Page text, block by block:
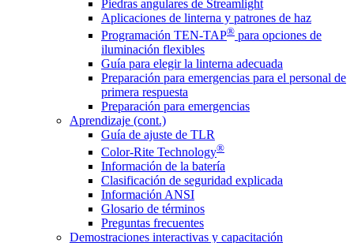
Piedras angulares de Streamlight
Aplicaciones de linterna y patrones de haz
Programación TEN-TAP® para opciones de
iluminación flexibles
Guía para elegir la linterna adecuada
Preparación para emergencias para el personal de
primera respuesta
Preparación para emergencias
Aprendizaje (cont.)
Guía de ajuste de TLR
Color-Rite Technology®
Información de la batería
Clasificación de seguridad explicada
Información ANSI
Glosario de términos
Preguntas frecuentes
Demostraciones interactivas y capacitación